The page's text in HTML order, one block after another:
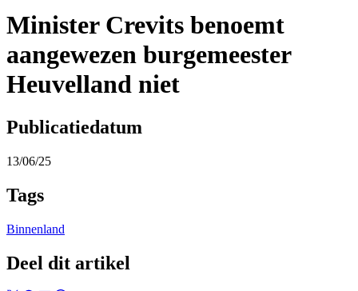
Minister Crevits benoemt
aangewezen burgemeester
Heuvelland niet
Publicatiedatum
13/06/25
Tags
Binnenland
Deel dit artikel